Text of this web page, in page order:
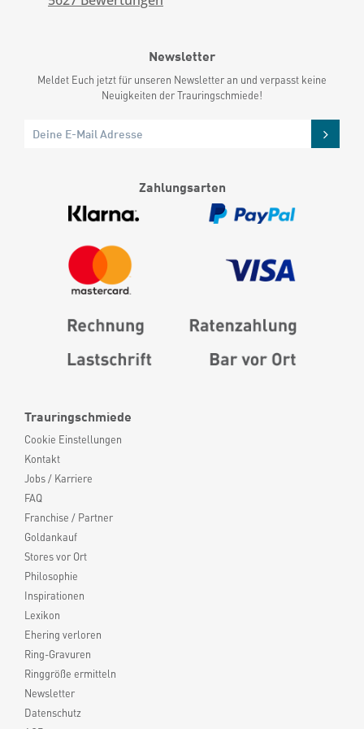
Trauringschmiede
Cookie Einstellungen
Kontakt
Jobs / Karriere
FAQ
Franchise / Partner
Goldankauf
Stores vor Ort
Philosophie
Inspirationen
Lexikon
Ehering verloren
Ring-Gravuren
Ringgröße ermitteln
Newsletter
Datenschutz
Newsletter
Meldet Euch jetzt für unseren Newsletter an und verpasst keine
Neuigkeiten der Trauringschmiede!
Zahlungsarten